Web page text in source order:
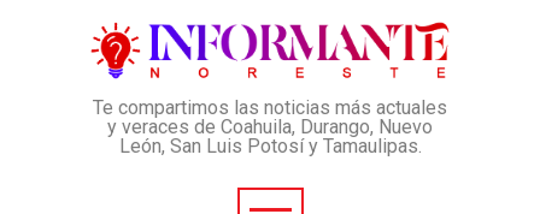
Te compartimos las noticias más actuales
y veraces de Coahuila, Durango, Nuevo
León, San Luis Potosí y Tamaulipas.